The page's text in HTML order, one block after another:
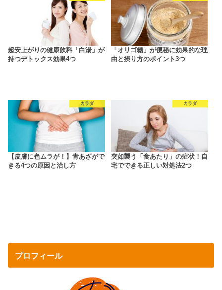
超安上がりの健康飲料「白湯」が
持つデトックス効果4つ
「オリゴ糖」が便秘に効果的な理
由と摂り方のポイント3つ
カラダ
【皮膚に色ムラが！】青あざがで
きる4つの原因と治し方
カラダ
突如襲う「食あたり」の症状！自
宅でできる正しい対処法2つ
プロフィール